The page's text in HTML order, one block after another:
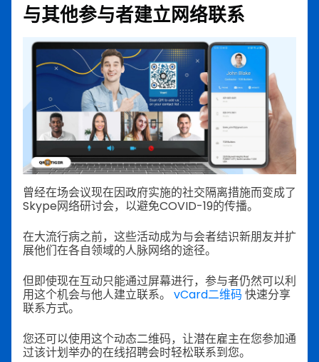
与其他参与者建立网络联系
曾经在场会议现在因政府实施的社交隔离措施而变成了
Skype网络研讨会，以避免COVID-19的传播。
在大流行病之前，这些活动成为与会者结识新朋友并扩
展他们在各自领域的人脉网络的途径。
但即使现在互动只能通过屏幕进行，参与者仍然可以利
用这个机会与他人建立联系。 vCard二维码 快速分享
联系方式。
您还可以使用这个动态二维码，让潜在雇主在您参加通
过该计划举办的在线招聘会时轻松联系到您。